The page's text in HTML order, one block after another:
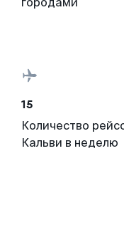
15
Количество
Кальви в неделю